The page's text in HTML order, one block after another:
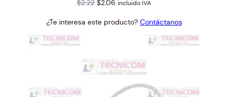
$2.22 Original
was:
$2.06 Current
is:
incluido IVA
¿Te interesa este producto? Contáctanos